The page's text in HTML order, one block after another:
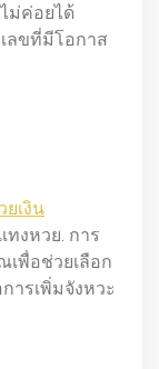
ม่ค่อยได้
ลขที่มีโอกาส
ยเงิน
งหวย. การ
พื่อช่วยเลือก
ารเพิ่มจังหวะ